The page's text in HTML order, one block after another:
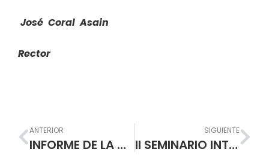
José Coral Asain
Rector
Prev
ANTERIOR
INFORME DE LA VISITA RECIBIDA POR LA ESCUELA NORMAL SUPERIOR SANTIAGO DE TUNJA
SIGUIENTE
II SEMINARIO INTERNACIONAL DE PEDAGOGÍA Y VI ENCUENTRO DE ESCUELAS NORMALES DEL SUR OCCIDENTE COLOMBIANO